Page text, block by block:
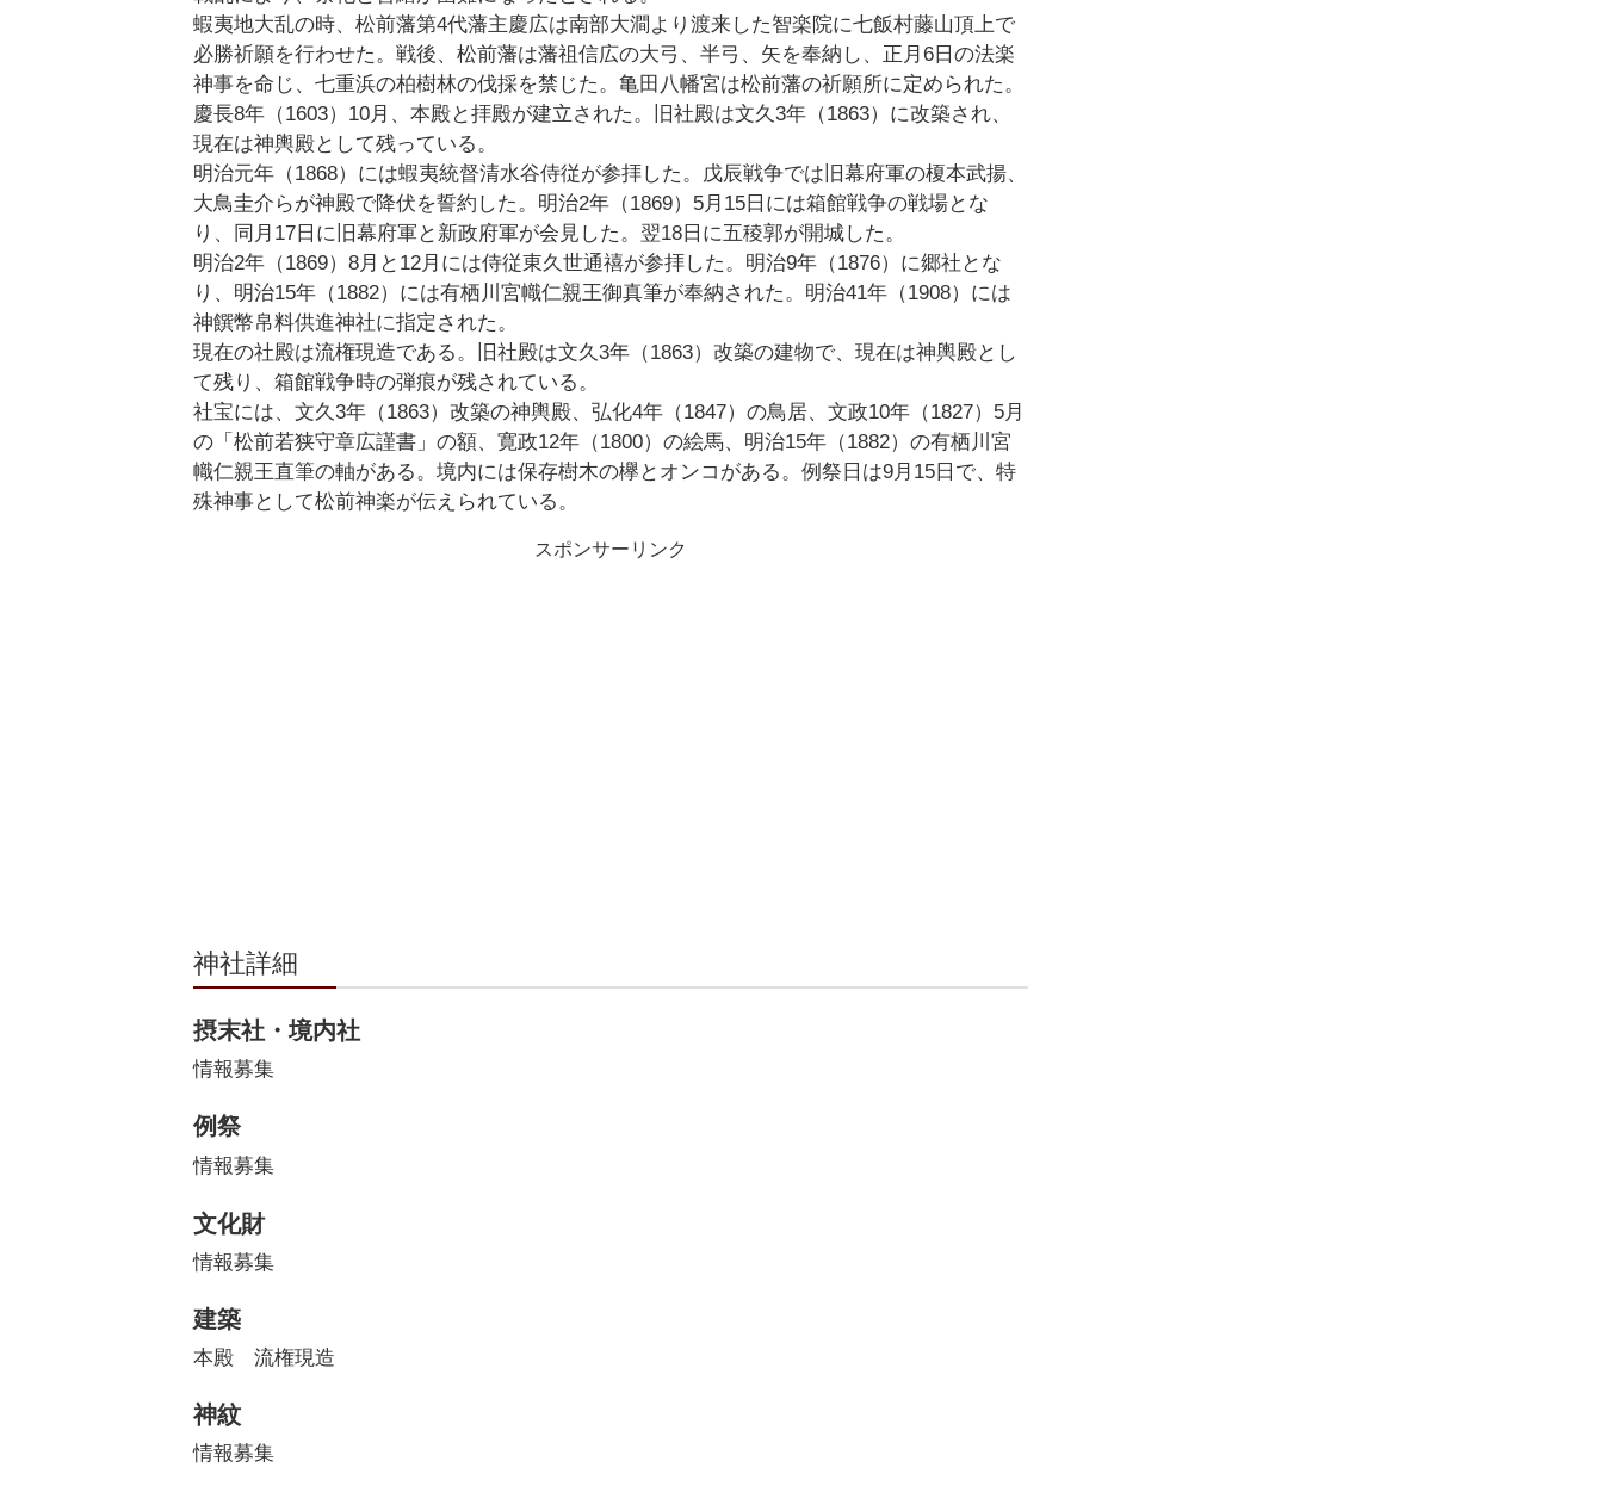
蝦夷地大乱の時、松前藩第4代藩主慶広は南部大澗より渡来した智楽院に七飯村藤山頂上で
必勝祈願を行わせた。戦後、松前藩は藩祖信広の大弓、半弓、矢を奉納し、正月6日の法楽
神事を命じ、七重浜の柏樹林の伐採を禁じた。亀田八幡宮は松前藩の祈願所に定められた。
慶長8年（1603）10月、本殿と拝殿が建立された。旧社殿は文久3年（1863）に改築され、
現在は神輿殿として残っている。
明治元年（1868）には蝦夷統督清水谷侍従が参拝した。戊辰戦争では旧幕府軍の榎本武揚、
大鳥圭介らが神殿で降伏を誓約した。明治2年（1869）5月15日には箱館戦争の戦場とな
り、同月17日に旧幕府軍と新政府軍が会見した。翌18日に五稜郭が開城した。
明治2年（1869）8月と12月には侍従東久世通禧が参拝した。明治9年（1876）に郷社とな
り、明治15年（1882）には有栖川宮幟仁親王御真筆が奉納された。明治41年（1908）には
神饌幣帛料供進神社に指定された。
現在の社殿は流権現造である。旧社殿は文久3年（1863）改築の建物で、現在は神輿殿とし
て残り、箱館戦争時の弾痕が残されている。
社宝には、文久3年（1863）改築の神輿殿、弘化4年（1847）の鳥居、文政10年（1827）5月
の「松前若狭守章広謹書」の額、寛政12年（1800）の絵馬、明治15年（1882）の有栖川宮
幟仁親王直筆の軸がある。境内には保存樹木の欅とオンコがある。例祭日は9月15日で、特
殊神事として松前神楽が伝えられている。
スポンサーリンク
神社詳細
摂末社・境内社
情報募集
例祭
情報募集
文化財
情報募集
建築
本殿 流権現造
神紋
情報募集